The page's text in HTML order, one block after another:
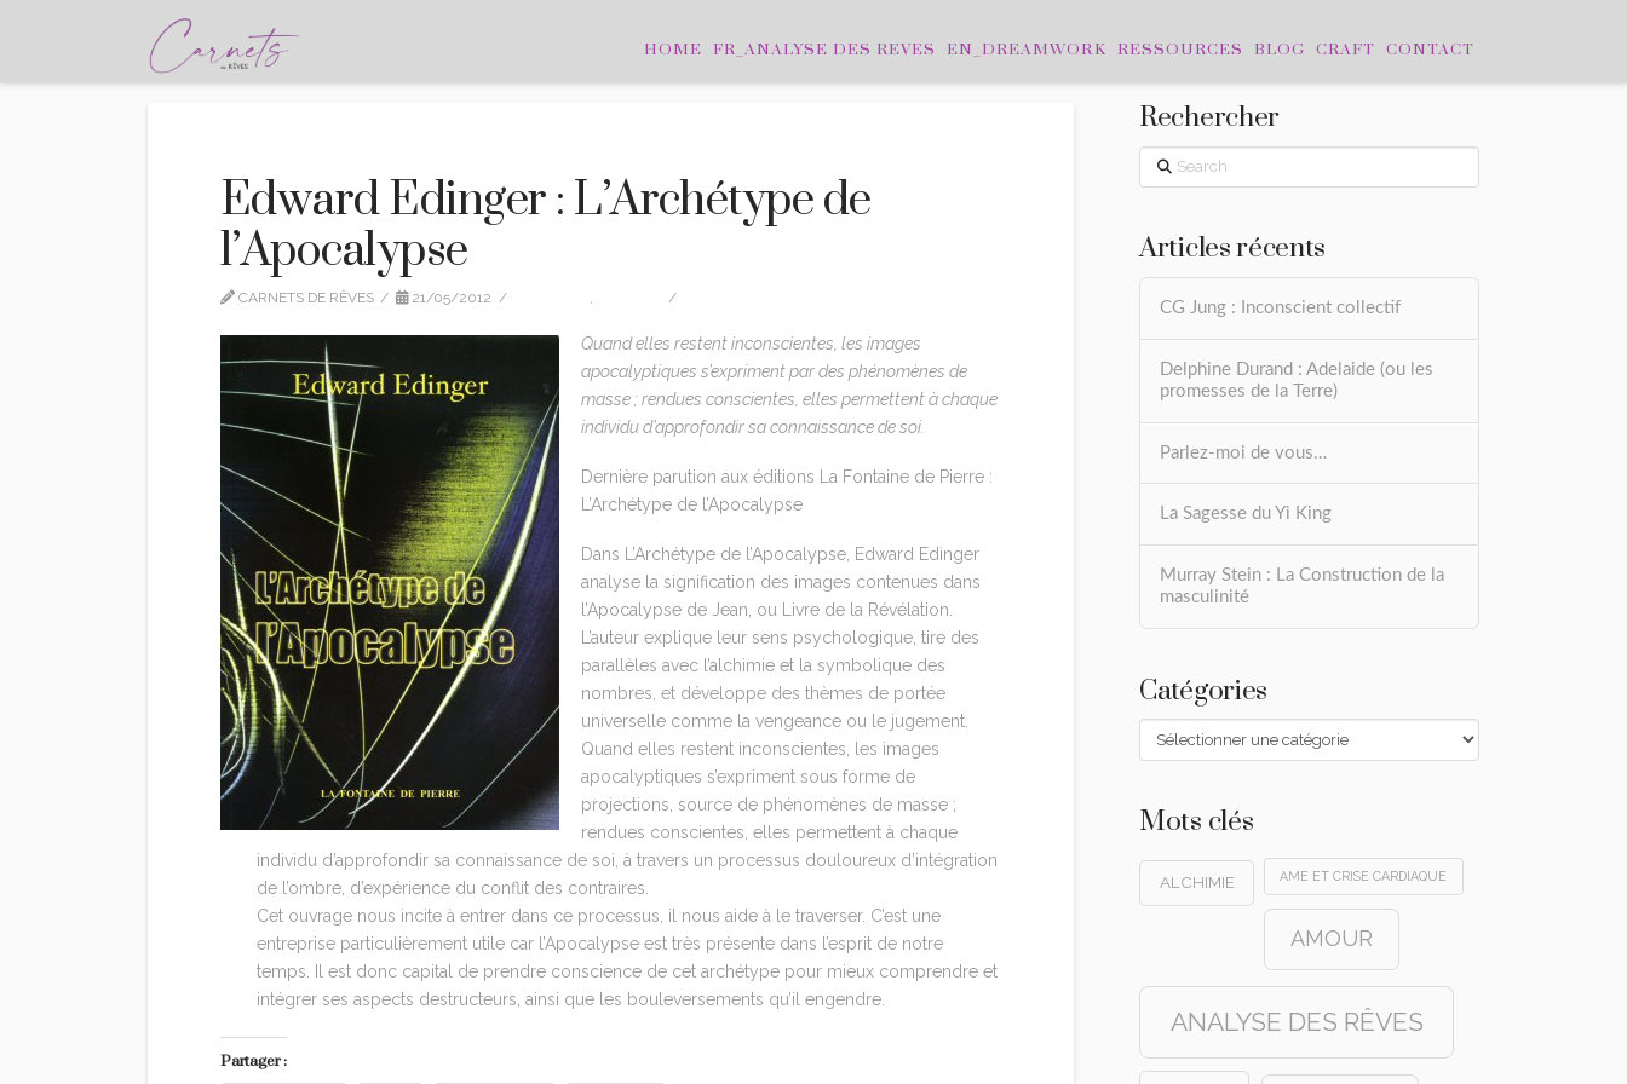
HOME FR_ANALYSE DES REVES EN_DREAMWORK RESSOURCES BLOG CRAFT CONTACT
Edward Edinger : L’Archétype de
l’Apocalypse
CARNETS DE RÊVES 21/05/2012 ,
Quand elles restent inconscientes, les images
apocalyptiques s’expriment par des phénomènes de
masse ; rendues conscientes, elles permettent à chaque
individu d’approfondir sa connaissance de soi.
Dernière parution aux éditions La Fontaine de Pierre :
L’Archétype de l’Apocalypse
Dans L’Archétype de l’Apocalypse, Edward Edinger
analyse la signification des images contenues dans
l’Apocalypse de Jean, ou Livre de la Révélation.
L’auteur explique leur sens psychologique, tire des
parallèles avec l’alchimie et la symbolique des
nombres, et développe des thèmes de portée
universelle comme la vengeance ou le jugement.
Quand elles restent inconscientes, les images
apocalyptiques s’expriment sous forme de
projections, source de phénomènes de masse ;
rendues conscientes, elles permettent à chaque
individu d’approfondir sa connaissance de soi, à travers un processus douloureux d’intégration
de l’ombre, d’expérience du conflit des contraires.
Cet ouvrage nous incite à entrer dans ce processus, il nous aide à le traverser. C’est une
entreprise particulièrement utile car l’Apocalypse est très présente dans l’esprit de notre
temps. Il est donc capital de prendre conscience de cet archétype pour mieux comprendre et
intégrer ses aspects destructeurs, ainsi que les bouleversements qu’il engendre.
Partager :
Rechercher
Search
Articles récents
CG Jung : Inconscient collectif
Delphine Durand : Adelaide (ou les
promesses de la Terre)
Parlez-moi de vous…
La Sagesse du Yi King
Murray Stein : La Construction de la
masculinité
Catégories
Catégories
Mots clés
ALCHIMIE AME ET CRISE CARDIAQUE
AMOUR
ANALYSE DES RÊVES